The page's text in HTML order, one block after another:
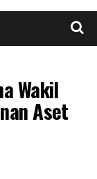
Wakil
Aset